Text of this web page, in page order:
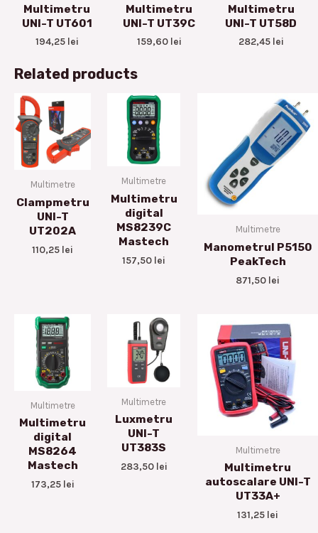
Multimetru
UNI-T UT601
194,25 lei
Multimetru
UNI-T UT39C
159,60 lei
Multimetru
UNI-T UT58D
282,45 lei
Related products
Multimetre
Clampmetru
UNI-T
UT202A
110,25 lei
Multimetre
Multimetru
digital
MS8239C
Mastech
157,50 lei
Multimetre
Manometrul P5150
PeakTech
871,50 lei
Multimetre
Multimetru
digital
MS8264
Mastech
173,25 lei
Multimetre
Luxmetru
UNI-T
UT383S
283,50 lei
Multimetre
Multimetru
autoscalare UNI-T
UT33A+
131,25 lei